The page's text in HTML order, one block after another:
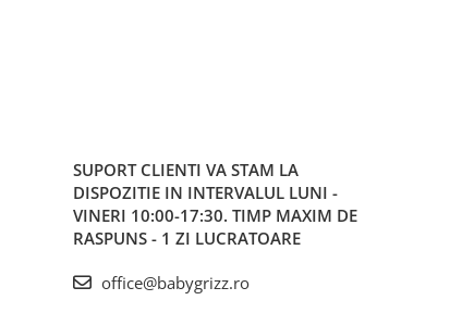
SUPORT CLIENTI VA STAM LA
DISPOZITIE IN INTERVALUL LUNI -
VINERI 10:00-17:30. TIMP MAXIM DE
RASPUNS - 1 ZI LUCRATOARE
office@babygrizz.ro